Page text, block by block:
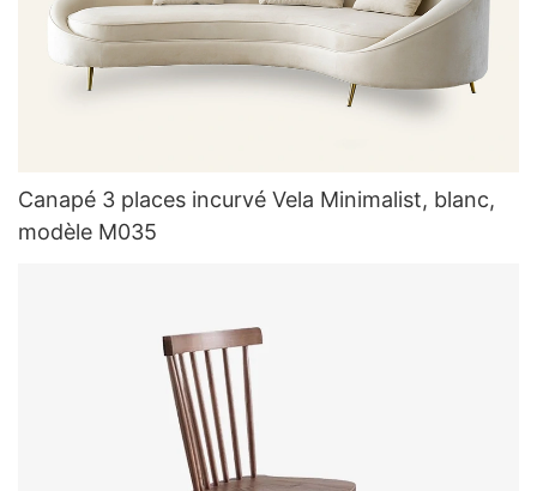
Canapé 3 places incurvé Vela Minimalist, blanc,
modèle M035